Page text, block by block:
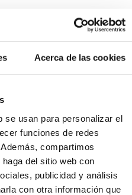
Acerca de las cookies
se usan para personalizar el
funciones de redes
compartimos
del sitio web con
publicidad y análisis
con otra información que